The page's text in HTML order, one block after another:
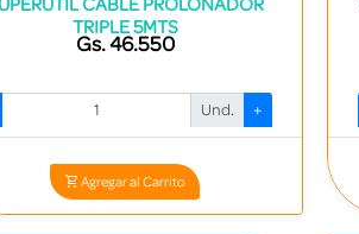
CABLE PROLONADOR
TRIPLE 5MTS
Gs. 46.550
Und. +
Agregar al Carrito